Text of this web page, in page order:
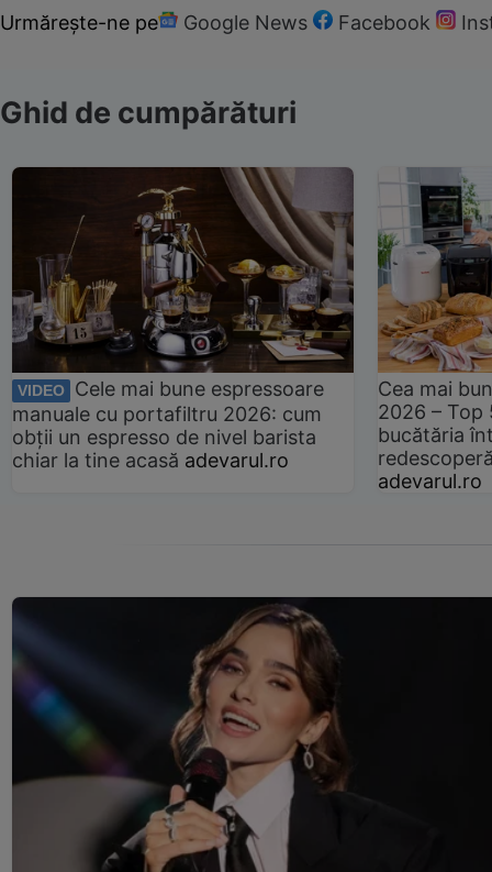
Urmărește-ne pe Google News Facebook
Ghid de cumpărături
VIDEO
Cele mai bune espressoare
manuale cu portafiltru 2026: cum
obții un espresso de nivel barista
chiar la tine acasă adevarul.ro
Cea mai
2026 –
bucătăria
adevarul.ro